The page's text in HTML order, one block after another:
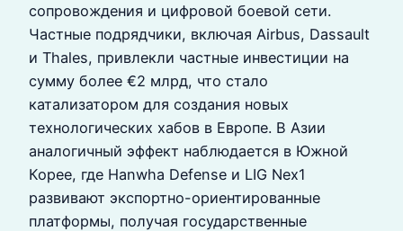
сопровождения и цифровой боевой сети.
Частные подрядчики, включая Airbus, Dassault
и Thales, привлекли частные инвестиции на
сумму более €2 млрд, что стало
катализатором для создания новых
технологических хабов в Европе. В Азии
аналогичный эффект наблюдается в Южной
Корее, где Hanwha Defense и LIG Nex1
развивают экспортно-ориентированные
платформы, получая государственные